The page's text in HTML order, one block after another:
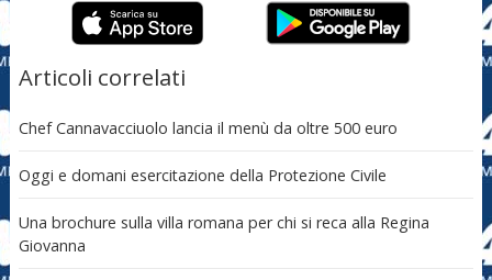
Articoli correlati
Chef Cannavacciuolo lancia il menù da oltre 500 euro
Oggi e domani esercitazione della Protezione Civile
Una brochure sulla villa romana per chi si reca alla Regina
Giovanna